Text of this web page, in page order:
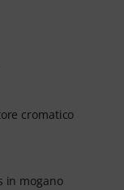
cromatico
in mogano